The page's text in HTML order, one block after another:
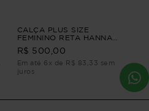
CALÇA PLUS SIZE
FEMININO RETA HANNAH
Azul P - 42
R$ 500,00
Em até 6x de R$ 83,33 sem
juros